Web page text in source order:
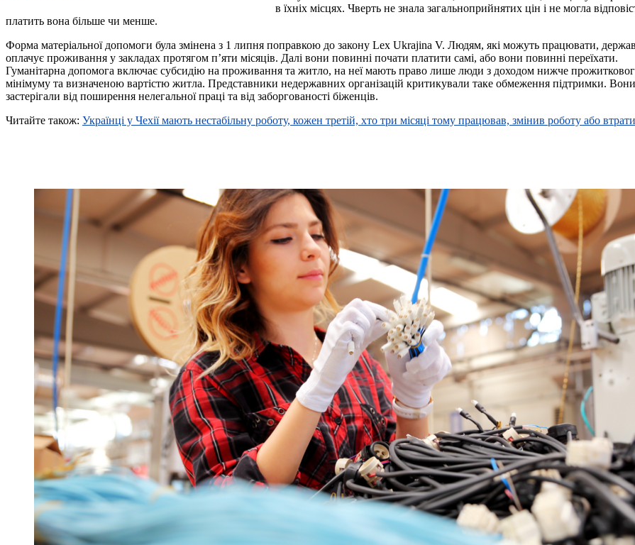
в їхніх місцях. Чверть не знала загальноприйнятих цін і не могла
платить вона більше чи менше.
Форма матеріальної допомоги була змінена з 1 липня поправкою до закону Lex Ukrajina V. Людям, які можуть працювати,
оплачує проживання у закладах протягом п’яти місяців. Далі вони повинні почати платити самі, або вони повинні переїхати.
Гуманітарна допомога включає субсидію на проживання та житло, на неї мають право лише люди з доходом нижче
мінімуму та визначеною вартістю житла. Представники недержавних організацій критикували таке обмеження підтримки. Вони
застерігали від поширення нелегальної праці та від заборгованості біженців.
Читайте також: Українці у Чехії мають нестабільну роботу, кожен третій, хто три місяці тому працював, змінив роботу або